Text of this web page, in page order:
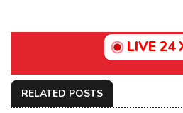
LIVE 24
RELATED POSTS